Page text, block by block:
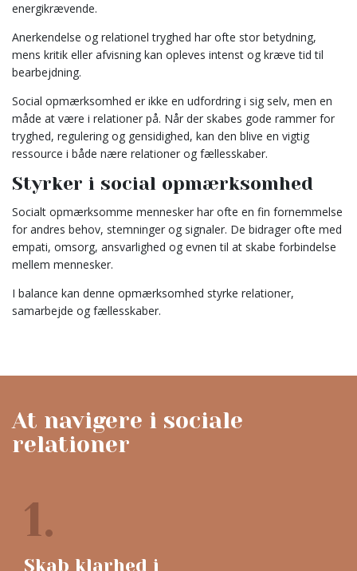
energikrævende.
Anerkendelse og relationel tryghed har ofte stor betydning,
mens kritik eller afvisning kan opleves intenst og kræve tid til
bearbejdning.
Social opmærksomhed er ikke en udfordring i sig selv, men en
måde at være i relationer på. Når der skabes gode rammer for
tryghed, regulering og gensidighed, kan den blive en vigtig
ressource i både nære relationer og fællesskaber.
Styrker i social opmærksomhed
Socialt opmærksomme mennesker har ofte en fin fornemmelse
for andres behov, stemninger og signaler. De bidrager ofte med
empati, omsorg, ansvarlighed og evnen til at skabe forbindelse
mellem mennesker.
I balance kan denne opmærksomhed styrke relationer,
samarbejde og fællesskaber.
At navigere i sociale
relationer
1.
Skab klarhed i